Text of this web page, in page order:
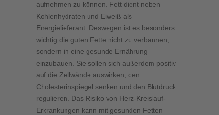
aufnehmen zu können. Fett dient neben
Kohlenhydraten und Eiweiß als
Energielieferant. Deswegen ist es besonders
wichtig die guten Fette nicht zu verbannen,
sondern in eine gesunde Ernährung
einzubauen. Sie sollen sich außerdem positiv
auf die Zellwände auswirken, den
Cholesterinspiegel senken und den Blutdruck
regulieren. Das Risiko von Herz-Kreislauf-
Erkrankungen kann mit gesunden Fetten